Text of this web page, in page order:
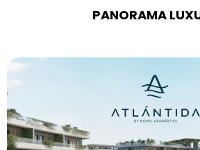
PANORAMA